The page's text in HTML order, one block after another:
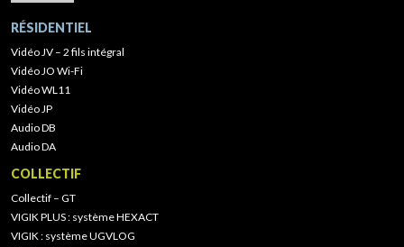
RÉSIDENTIEL
Vidéo JV – 2 fils intégral
Vidéo JO Wi-Fi
Vidéo WL11
Vidéo JP
Audio DB
Audio DA
COLLECTIF
Collectif – GT
VIGIK PLUS : système HEXACT
VIGIK : système UGVLOG